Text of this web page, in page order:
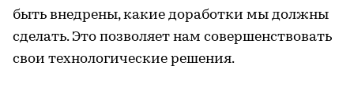
быть внедрены, какие доработки мы должны
сделать. Это позволяет нам совершенствовать
свои технологические решения.